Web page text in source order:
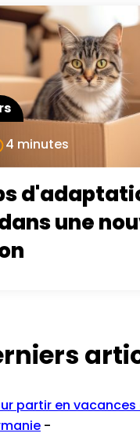
4 minutes
une
partir en
-